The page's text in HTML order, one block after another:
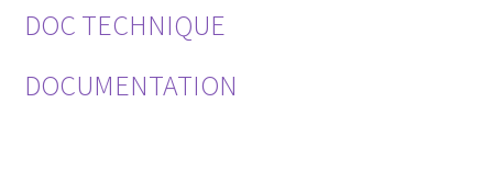
DOC TECHNIQUE
DOCUMENTATION